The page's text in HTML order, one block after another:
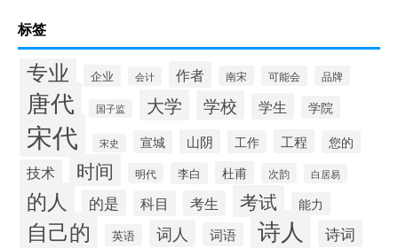
标签
专业 企业 会计 作者 南宋 可能会 品牌
唐代 国子监 大学 学校 学生 学院
宋代 宋史 宣城 山阴 工作 工程 您的
技术 时间 明代 李白 杜甫 次韵 白居易
的人 的是 科目 考生 考试 能力
自己的 英语 词人 词语 诗人 诗词